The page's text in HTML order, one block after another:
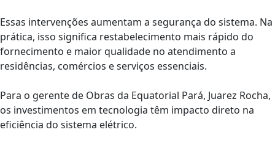
Essas intervenções aumentam a segurança do sistema. Na
prática, isso significa restabelecimento mais rápido do
fornecimento e maior qualidade no atendimento a
residências, comércios e serviços essenciais.
Para o gerente de Obras da Equatorial Pará, Juarez Rocha,
os investimentos em tecnologia têm impacto direto na
eficiência do sistema elétrico.